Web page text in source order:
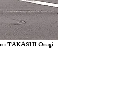
: TAKASHI Osugi